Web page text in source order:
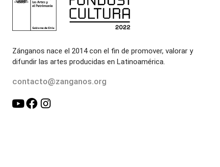
Zánganos nace el 2014 con el fin de promover, valorar y
difundir las artes producidas en Latinoamérica.
contacto@zanganos.org